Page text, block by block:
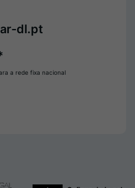
dl.pt
a rede fixa nacional